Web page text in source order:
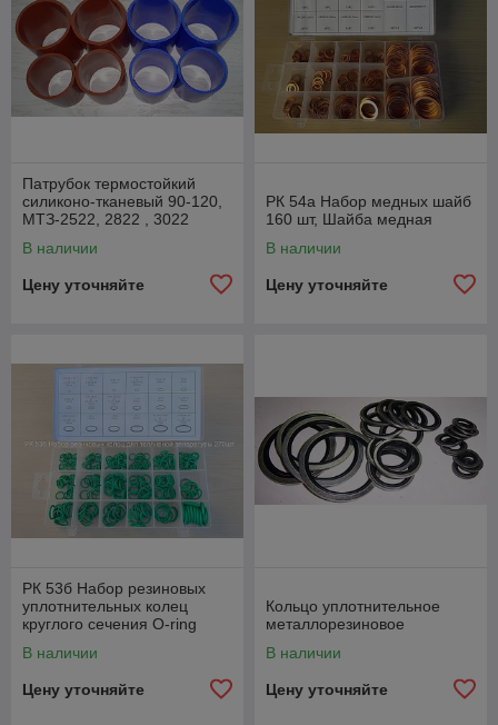
Патрубок термостойкий
силиконо-тканевый 90-120,
МТЗ-2522, 2822 , 3022
В наличии
Цену уточняйте
РК 54а Набор медных шайб
160 шт, Шайба медная
В наличии
Цену уточняйте
РК 53б Набор резиновых
уплотнительных колец
круглого сечения O-ring
аппаратуры
В наличии
Цену уточняйте
Кольцо уплотнительное
металлорезиновое
В наличии
Цену уточняйте